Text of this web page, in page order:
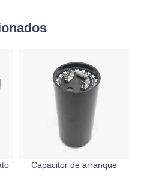
Capacitor de arranque